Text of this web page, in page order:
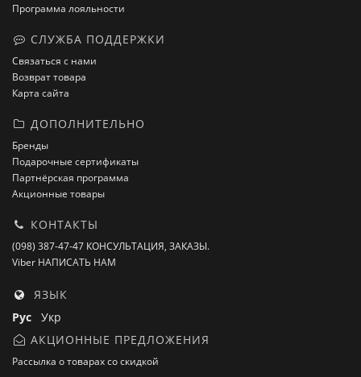
Программа лояльности
СЛУЖБА ПОДДЕРЖКИ
Связаться с нами
Возврат товара
Карта сайта
ДОПОЛНИТЕЛЬНО
Бренды
Подарочные сертификаты
Партнёрская программа
Акционные товары
КОНТАКТЫ
(098) 387-47-47 КОНСУЛЬТАЦИЯ, ЗАКАЗЫ.
Viber НАПИСАТЬ НАМ
ЯЗЫК
Рус Укр
АКЦИОННЫЕ ПРЕДЛОЖЕНИЯ
Рассылка о товарах со скидкой